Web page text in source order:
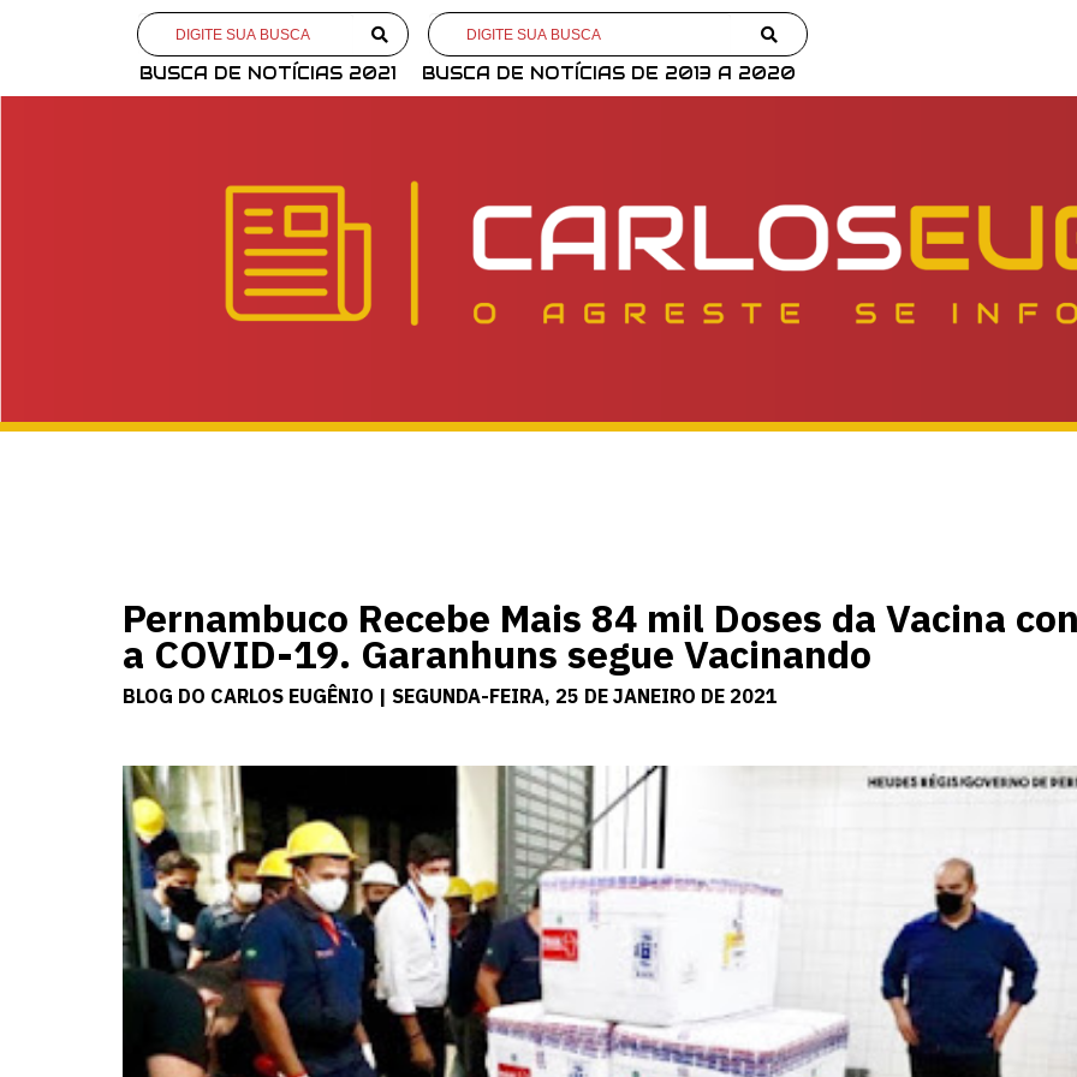
BUSCA DE NOTÍCIAS 2021 BUSCA DE NOTÍCIAS DE 2013 A 2020
Pernambuco Recebe Mais 84 mil Doses da Vacina
a COVID-19. Garanhuns segue Vacinando
BLOG DO CARLOS EUGÊNIO | SEGUNDA-FEIRA, 25 DE JANEIRO DE 2021